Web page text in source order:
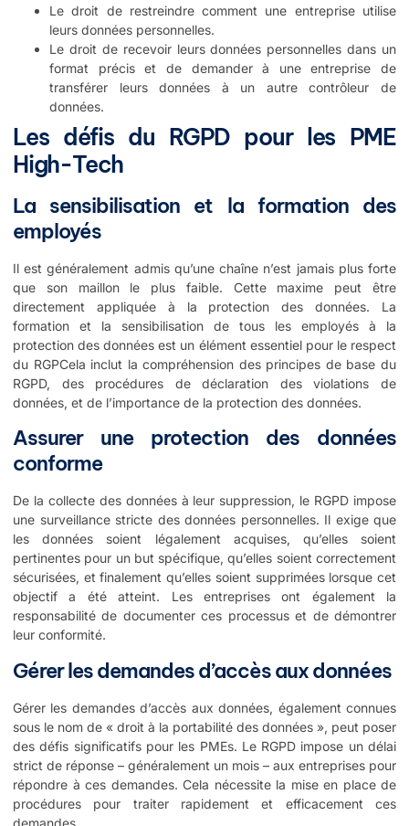
Le droit de restreindre comment une entreprise utilise
leurs données personnelles.
Le droit de recevoir leurs données personnelles dans un
format précis et de demander à une entreprise de
transférer leurs données à un autre contrôleur de
données.
Les défis du RGPD pour les PME
High-Tech
La sensibilisation et la formation des
employés
Il est généralement admis qu’une chaîne n’est jamais plus forte
que son maillon le plus faible. Cette maxime peut être
directement appliquée à la protection des données. La
formation et la sensibilisation de tous les employés à la
protection des données est un élément essentiel pour le respect
du RGPCela inclut la compréhension des principes de base du
RGPD, des procédures de déclaration des violations de
données, et de l’importance de la protection des données.
Assurer une protection des données
conforme
De la collecte des données à leur suppression, le RGPD impose
une surveillance stricte des données personnelles. Il exige que
les données soient légalement acquises, qu’elles soient
pertinentes pour un but spécifique, qu’elles soient correctement
sécurisées, et finalement qu’elles soient supprimées lorsque cet
objectif a été atteint. Les entreprises ont également la
responsabilité de documenter ces processus et de démontrer
leur conformité.
Gérer les demandes d’accès aux données
Gérer les demandes d’accès aux données, également connues
sous le nom de « droit à la portabilité des données », peut poser
des défis significatifs pour les PMEs. Le RGPD impose un délai
strict de réponse – généralement un mois – aux entreprises pour
répondre à ces demandes. Cela nécessite la mise en place de
procédures pour traiter rapidement et efficacement ces
demandes.